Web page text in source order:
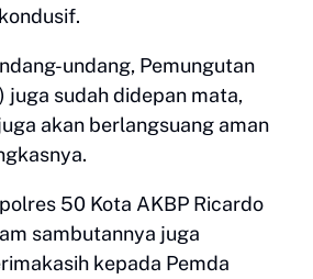
undang, Pemungutan
juga sudah didepan mata,
akan berlangsuang aman
50 Kota AKBP Ricardo
sambutannya juga
kepada Pemda